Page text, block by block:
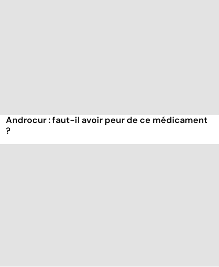
Androcur : faut-il avoir peur de ce médicament
?